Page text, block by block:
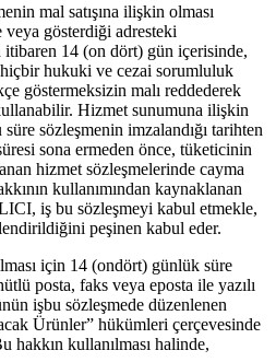
mal satışına ilişkin olması
gösterdiği adresteki
14 (on dört) gün içerisinde,
hukuki ve cezai sorumluluk
göstermeksizin malı reddederek
Hizmet sunumuna ilişkin
sözleşmenin imzalandığı tarihten
sona ermeden önce, tüketicinin
hizmet sözleşmelerinde cayma
kullanımından kaynaklanan
iş bu sözleşmeyi kabul etmekle,
peşinen kabul eder.
için 14 (ondört) günlük süre
posta, faks veya eposta ile yazılı
işbu sözleşmede düzenlenen
Ürünler” hükümleri çerçevesinde
hakkın kullanılması halinde,